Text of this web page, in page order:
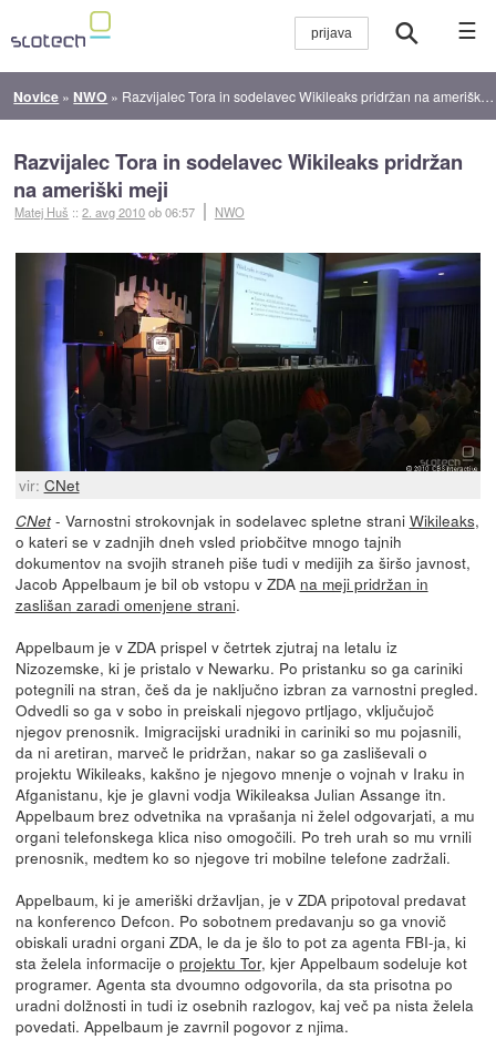
☰
Novice » NWO » Razvijalec Tora in sodelavec Wikileaks pridržan na ameriški meji
Razvijalec Tora in sodelavec Wikileaks pridržan
na ameriški meji
Matej Huš ::2. avg 2010ob 06:57 NWO
vir: CNet
CNet- Varnostni strokovnjak in sodelavec spletne strani Wikileaks,
o kateri se v zadnjih dneh vsled priobčitve mnogo tajnih
dokumentov na svojih straneh piše tudi v medijih za širšo javnost,
Jacob Appelbaum je bil ob vstopu v ZDA na meji pridržan in
zaslišan zaradi omenjene strani.
Appelbaum je v ZDA prispel v četrtek zjutraj na letalu iz
Nizozemske, ki je pristalo v Newarku. Po pristanku so ga cariniki
potegnili na stran, češ da je naključno izbran za varnostni pregled.
Odvedli so ga v sobo in preiskali njegovo prtljago, vključujoč
njegov prenosnik. Imigracijski uradniki in cariniki so mu pojasnili,
da ni aretiran, marveč le pridržan, nakar so ga zasliševali o
projektu Wikileaks, kakšno je njegovo mnenje o vojnah v Iraku in
Afganistanu, kje je glavni vodja Wikileaksa Julian Assange itn.
Appelbaum brez odvetnika na vprašanja ni želel odgovarjati, a mu
organi telefonskega klica niso omogočili. Po treh urah so mu vrnili
prenosnik, medtem ko so njegove tri mobilne telefone zadržali.
Appelbaum, ki je ameriški državljan, je v ZDA pripotoval predavat
na konferenco Defcon. Po sobotnem predavanju so ga vnovič
obiskali uradni organi ZDA, le da je šlo to pot za agenta FBI-ja, ki
sta želela informacije o projektu Tor, kjer Appelbaum sodeluje kot
programer. Agenta sta dvoumno odgovorila, da sta prisotna po
uradni dolžnosti in tudi iz osebnih razlogov, kaj več pa nista želela
povedati. Appelbaum je zavrnil pogovor z njima.